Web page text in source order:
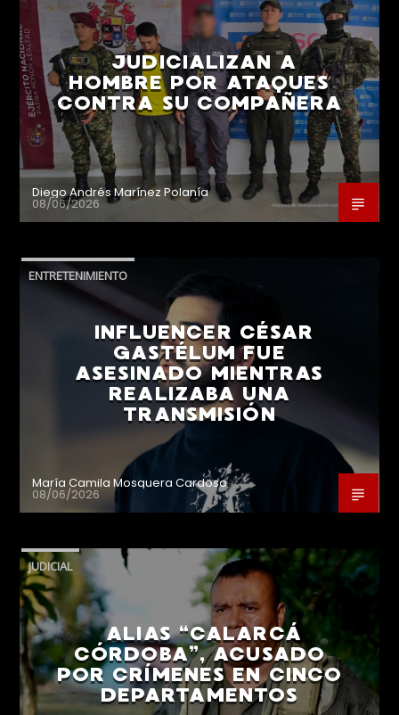
JUDICIALIZAN A
HOMBRE POR ATAQUES
CONTRA SU COMPAÑERA
Diego Andrés Marínez Polanía
08/06/2026
ENTRETENIMIENTO
INFLUENCER CÉSAR
GASTÉLUM FUE
ASESINADO MIENTRAS
REALIZABA UNA
TRANSMISIÓN
María Camila Mosquera Cardoso
08/06/2026
JUDICIAL
ALIAS “CALARCÁ
CÓRDOBA”, ACUSADO
POR CRÍMENES EN CINCO
DEPARTAMENTOS